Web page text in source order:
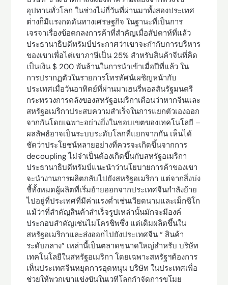
อุปทานทั่วโลก ในช่วงไม่กี่วันที่ผ่านมาทั้งสองประเทศ
ต่างก็มีแรงกดดันทางเศรษฐกิจ ในฐานะที่เป็นการ
เจรจาเรื่องข้อตกลงการค้าที่สำคัญเมื่อสัปดาห์ที่แล้ว
ประธานาธิบดีทรัมป์ประกาศว่าเขาจะกำกับการบริหาร
ของเขาเพื่อไต่เขาภาษีเป็น 25% สำหรับสินค้าจีนที่คิด
เป็นเงิน $ 200 พันล้านในการนำเข้าเมื่อปีที่แล้ว ใน
การปรากฏตัวในรายการโทรทัศน์เผชิญหน้ากับ
ประเทศเมื่อวันอาทิตย์ที่ผ่านมาเฮนรี่พอลสันรัฐมนตรี
กระทรวงการคลังของสหรัฐอเมริกาเตือนว่าหากจีนและ
สหรัฐอเมริกาประสบความสำเร็จในการแยกตัวเองออก
จากกันโดยเฉพาะอย่างยิ่งในขอบเขตของเทคโนโลยี –
ผลลัพธ์อาจเป็นระบบระดับโลกที่แยกจากกัน เห็นได้
ชัดว่าประโยชน์หลายอย่างที่ควรจะเกิดขึ้นจากการ
decoupling ไม่จำเป็นต้องเกิดขึ้นกับสหรัฐอเมริกา
ประธานาธิบดีทรัมป์แนะนำว่านโยบายการค้าของเขา
จะนำงานการผลิตกลับไปยังสหรัฐอเมริกา แต่จากสิ่งบ่ง
ชี้ทั้งหมดผู้ผลิตที่เริ่มย้ายออกจากประเทศจีนกำลังย้าย
ไปอยู่ที่ประเทศที่มีค่าแรงต่ำเช่นเวียดนามและเม็กซิโก
แม้ว่าที่สำคัญสินค้าสำเร็จรูปเหล่านั้นมักจะมีองค์
ประกอบสำคัญเช่นไมโครชิพซึ่ง แต่เดิมผลิตขึ้นใน
สหรัฐอเมริกาและส่งออกไปยังประเทศจีน “ สินค้า
ระดับกลาง” เหล่านี้เป็นตลาดขนาดใหญ่สำหรับ บริษัท
เทคโนโลยีในสหรัฐอเมริกา โดยเฉพาะสหรัฐฯต้องการ
เห็นประเทศจีนหยุดการอุดหนุน บริษัท ในประเทศเพื่อ
ช่วยให้พวกเขาแข่งขันในเวทีโลกกำจัดการขโมย